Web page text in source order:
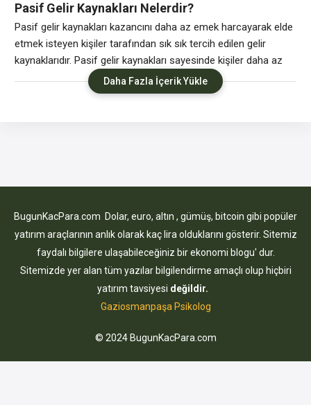
Pasif Gelir Kaynakları Nelerdir?
Pasif gelir kaynakları kazancını daha az emek harcayarak elde
etmek isteyen kişiler tarafından sık sık tercih edilen gelir
kaynaklarıdır. Pasif gelir kaynakları sayesinde kişiler daha az
efor sarf ederek daha büyük paralar kazanır denilebilir. Pasif
gelir kaynakları Başlıca pasif gelir elde edilebilecek pasif gelir
Daha Fazla İçerik Yükle
BugunKacPara.com Dolar, euro, altın , gümüş, bitcoin gibi popüler
yatırım araçlarının anlık olarak kaç lira olduklarını gösterir. Sitemiz
faydalı bilgilere ulaşabileceğiniz bir ekonomi blogu' dur.
Sitemizde yer alan tüm yazılar bilgilendirme amaçlı olup hiçbiri
yatırım tavsiyesi değildir.
Gaziosmanpaşa Psikolog
© 2024 BugunKacPara.com